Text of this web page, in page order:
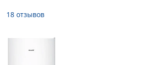
18 отзывов